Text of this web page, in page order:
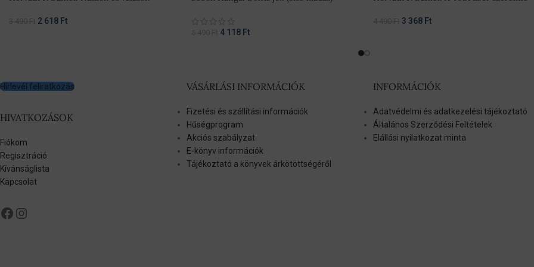
2 618 Ft
4 118 Ft
3 368 Ft
Hírlevél feliratkozás
HIVATKOZÁSOK
Fiókom
Regisztráció
Kívánságlista
Kapcsolat
VÁSÁRLÁSI INFORMÁCIÓK
Fizetési és szállítási információk
Hűségprogram
Akciós szabályzat
E-könyv információk
Tájékoztató a könyvek árkötöttségéről
INFORMÁCIÓK
Adatvédelmi és adatkezelési tájékoztató
Általános Szerződési Feltételek
Elállási nyilatkozat minta